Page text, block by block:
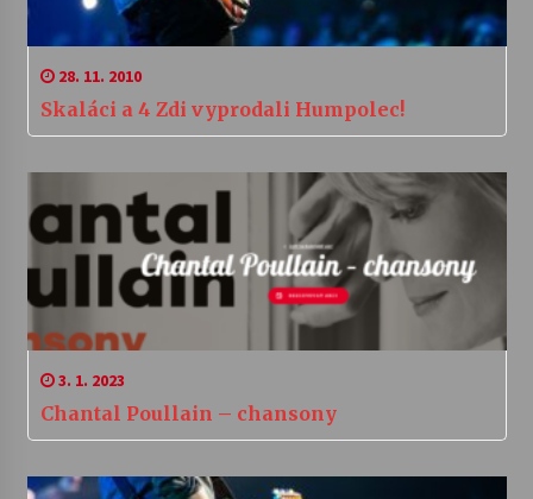
28. 11. 2010
Skaláci a 4 Zdi vyprodali Humpolec!
3. 1. 2023
Chantal Poullain – chansony